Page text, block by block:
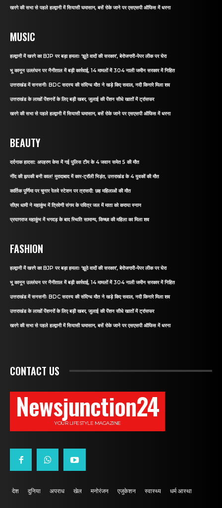
खरगे की सभा से पहले हल्द्वानी में सियासी घमासान, बसें रोके जाने पर एसएसपी ऑफिस में धरना
MUSIC
हल्द्वानी में खरगे का BJP पर बड़ा हमलाः ‘झूठे वादों की सरकार’, बेरोजगारी-पेपर लीक पर घेरा
भू कानून उल्लंघन पर नैनीताल में बड़ी कार्रवाई, 14 मामलों में 304 नाली जमीन सरकार में निहित
उत्तराखंड में सनसनीः BDC सदस्य की संदिग्ध मौत ने खड़े किए सवाल, नदी किनारे मिला शव
उत्तराखंड के लाखों पेंशनरों के लिए बड़ी खबर, जुलाई की पेंशन सीधे खातों में ट्रांसफर
खरगे की सभा से पहले हल्द्वानी में सियासी घमासान, बसें रोके जाने पर एसएसपी ऑफिस में धरना
BEAUTY
दर्दनाक हादसा: अपहरण केस में गई पुलिस टीम के 4 जवान समेत 5 की मौत
नींद की झपकी बनी काल! मुरादाबाद में कार-ट्रॉली भिड़ंत, उत्तराखंड के 4 युवकों की मौत
कार्तिक पूर्णिमा पर चुनार रेलवे स्टेशन पर त्रासदी: छह महिलाओं की मौत
सीएम धामी ने महाकुंभ में त्रिवेणी संगम के पवित्र जल में माता को कराया स्नान
प्रयागराज महाकुंभ में भगदड़ के बाद स्थिति सामान्य, किच्छा की महिला का मिला शव
FASHION
हल्द्वानी में खरगे का BJP पर बड़ा हमलाः ‘झूठे वादों की सरकार’, बेरोजगारी-पेपर लीक पर घेरा
भू कानून उल्लंघन पर नैनीताल में बड़ी कार्रवाई, 14 मामलों में 304 नाली जमीन सरकार में निहित
उत्तराखंड में सनसनीः BDC सदस्य की संदिग्ध मौत ने खड़े किए सवाल, नदी किनारे मिला शव
उत्तराखंड के लाखों पेंशनरों के लिए बड़ी खबर, जुलाई की पेंशन सीधे खातों में ट्रांसफर
खरगे की सभा से पहले हल्द्वानी में सियासी घमासान, बसें रोके जाने पर एसएसपी ऑफिस में धरना
CONTACT US
Newsjunction24
YOUR LIFESTYLE MAGAZINE
देश दुनिया अपराध खेल मनोरंजन एजुकेशन स्वास्थ्य धर्म आस्था